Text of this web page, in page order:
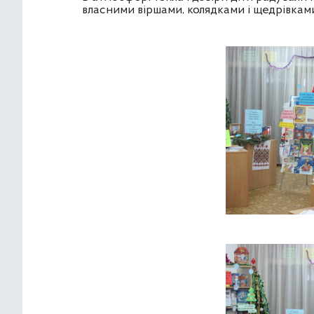
власними віршами, колядками і